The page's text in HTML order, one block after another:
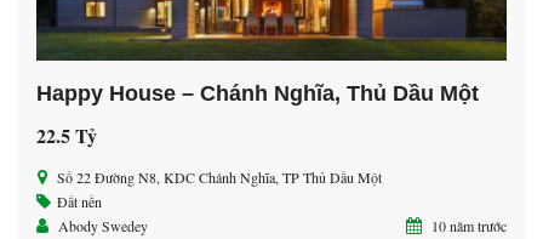
Happy House – Chánh Nghĩa, Thủ Dầu Một
22.5 Tỷ
Số 22 Đường N8, KDC Chánh Nghĩa, TP Thủ Dầu Một
Đất nền
Abody Swedey
10 năm trước